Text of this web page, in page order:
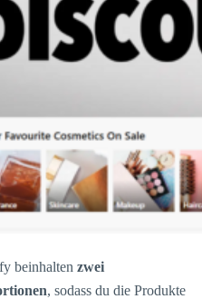
beinhalten zwei
, sodass du die Produkte